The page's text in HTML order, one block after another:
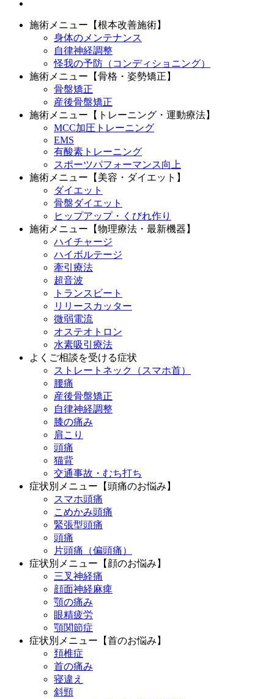
施術メニュー【根本改善施術】
身体のメンテナンス
自律神経調整
怪我の予防（コンディショニング）
施術メニュー【骨格・姿勢矯正】
骨盤矯正
産後骨盤矯正
施術メニュー【トレーニング・運動療法】
MCC加圧トレーニング
EMS
有酸素トレーニング
スポーツパフォーマンス向上
施術メニュー【美容・ダイエット】
ダイエット
骨盤ダイエット
ヒップアップ・くびれ作り
施術メニュー【物理療法・最新機器】
ハイチャージ
ハイボルテージ
牽引療法
超音波
トランスビート
リリースカッター
微弱電流
オステオトロン
水素吸引療法
よくご相談を受ける症状
ストレートネック（スマホ首）
腰痛
産後骨盤矯正
自律神経調整
膝の痛み
肩こり
頭痛
猫背
交通事故・むち打ち
症状別メニュー【頭痛のお悩み】
スマホ頭痛
こめかみ頭痛
緊張型頭痛
頭痛
片頭痛（偏頭痛）
症状別メニュー【顔のお悩み】
三叉神経痛
顔面神経麻痺
顎の痛み
眼精疲労
顎関節症
症状別メニュー【首のお悩み】
頚椎症
首の痛み
寝違え
斜頸